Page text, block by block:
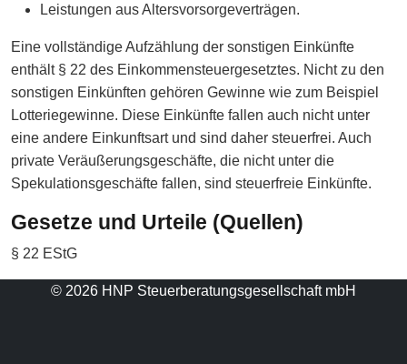
Leistungen aus Altersvorsorgeverträgen.
Eine vollständige Aufzählung der sonstigen Einkünfte
enthält § 22 des Einkommensteuergesetztes. Nicht zu den
sonstigen Einkünften gehören Gewinne wie zum Beispiel
Lotteriegewinne. Diese Einkünfte fallen auch nicht unter
eine andere Einkunftsart und sind daher steuerfrei. Auch
private Veräußerungsgeschäfte, die nicht unter die
Spekulationsgeschäfte fallen, sind steuerfreie Einkünfte.
Gesetze und Urteile (Quellen)
§ 22 EStG
© 2026 HNP Steuerberatungsgesellschaft mbH